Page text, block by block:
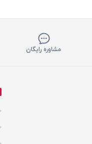
مشاوره رایگان